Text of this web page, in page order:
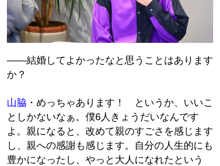
――結婚してよかったなと思うことはあります
か？
山脇 ・ めっちゃあります！ というか、いいこ
としかないなぁ。僕6人きょうだいなんです
よ。親になると、改めて親のすごさを感じます
し、親への感謝も感じます。自分の人生的にも
豊かになったし、やっと大人になれたという